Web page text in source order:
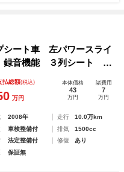
ート車 左パワースライ
音機能 ３列シート ７
外アルミホイール Ｗエ
ークスルー
払総額(税込)
万円
本体価格
43
万円
諸費用
7
万円
2008年 走行
10.0万km
車検整備付 排気
1500cc
法定整備付 修復
あり
保証無